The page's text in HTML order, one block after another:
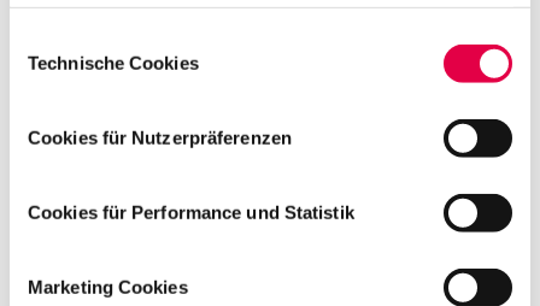
Trigger Symbol ändern oder widerrufen
Informationen über Ihre geografische Lage
können
bestimmten Merkmalen (Fingerprinting) identifizieren
Erfahren Sie mehr darüber, wie Ihre persönlichen Daten
Technische Cookies
Cookies für Nutzerpräferenzen
Cookies für Performance und Statistik
Marketing Cookies
Du willst Baurecht praxisnah anwenden?
Dann bring deine Expertise in eines der
(SGD Nord), Koblenz
Volljuristin/Volljurist